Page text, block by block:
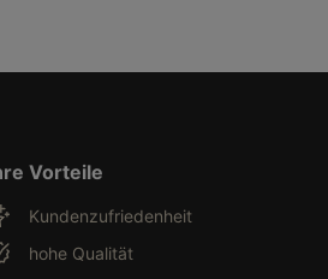
Vorteile
Kundenzufriedenheit
hohe Qualität